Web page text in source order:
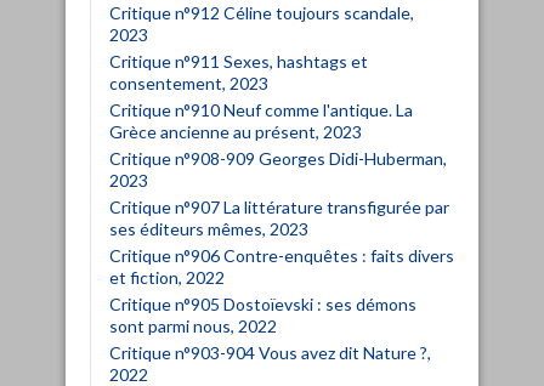
Critique n°912 Céline toujours scandale,
2023
Critique n°911 Sexes, hashtags et
consentement, 2023
Critique n°910 Neuf comme l'antique. La
Grèce ancienne au présent, 2023
Critique n°908-909 Georges Didi-Huberman,
2023
Critique n°907 La littérature transfigurée par
ses éditeurs mêmes, 2023
Critique n°906 Contre-enquêtes : faits divers
et fiction, 2022
Critique n°905 Dostoïevski : ses démons
sont parmi nous, 2022
Critique n°903-904 Vous avez dit Nature ?,
2022